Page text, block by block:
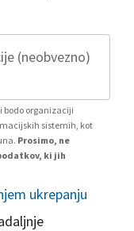
(neobvezno)
bodo organizaciji
sistemih, kot
Prosimo, ne
ki jih
ukrepanju